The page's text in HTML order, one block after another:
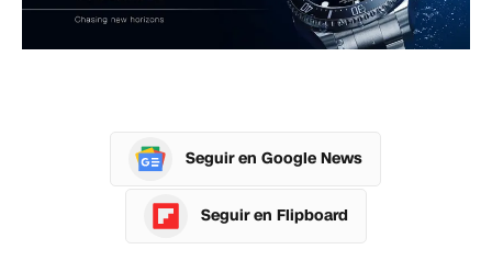
Seguir en Google News
Seguir en Flipboard